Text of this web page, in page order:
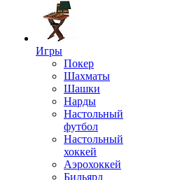
Игры
Покер
Шахматы
Шашки
Нарды
Настольный
футбол
Настольный
хоккей
Аэрохоккей
Бильярд